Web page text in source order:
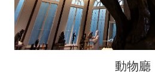
動物廳